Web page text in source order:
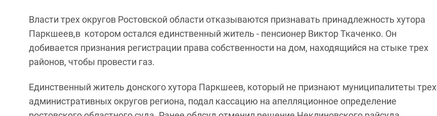
Власти трех округов Ростовской области отказываются признавать принадлежность хутора
Паркшеев,в котором остался единственный житель - пенсионер Виктор Ткаченко. Он
добивается признания регистрации права собственности на дом, находящийся на стыке трех
районов, чтобы провести газ.
Единственный житель донского хутора Паркшеев, который не признают муниципалитеты трех
административных округов региона, подал кассацию на апелляционное определение